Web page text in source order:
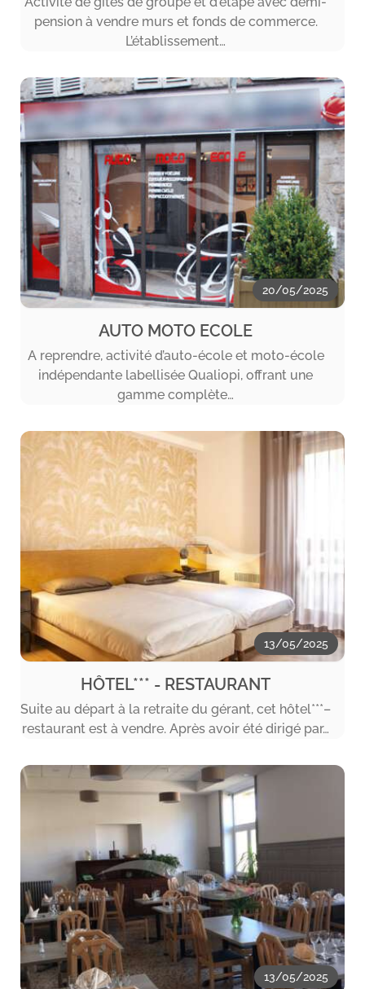
pension à vendre murs et fonds de commerce.
L’établissement…
20/05/2025
AUTO MOTO ECOLE
A reprendre, activité d’auto-école et moto-école
indépendante labellisée Qualiopi, offrant une
gamme complète…
13/05/2025
HÔTEL*** - RESTAURANT
Suite au départ à la retraite du gérant, cet hôtel***–
restaurant est à vendre. Après avoir été dirigé par…
13/05/2025